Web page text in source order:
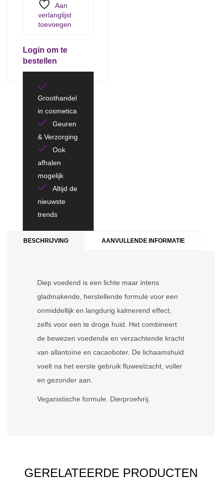
Aan
verlanglijst
toevoegen
Login om te
bestellen
Groothandel
in cosmetica
Geuren
& Verzorging
Ook
afhalen
mogelijk
Altijd de
nieuwste
trends
BESCHRIJVING AANVULLENDE INFORMATIE
Diep voedend is een lichte maar intens
gladmakende, herstellende formule voor een
onmiddellijk en langdurig kalmerend effect,
zelfs voor een te droge huid. Het combineert
de bewezen voedende en verzachtende kracht
van allantoïne en cacaoboter. De lichaamshuid
voelt na het eerste gebruik fluweelzacht, voller
en gezonder aan.
Veganistische formule. Dierproefvrij.
GERELATEERDE PRODUCTEN